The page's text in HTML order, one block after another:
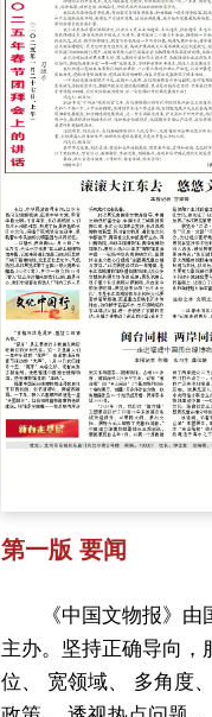
第一版 要闻
《中国文物报》由
主办。坚持正确导向，
位、 宽领域、 多角度